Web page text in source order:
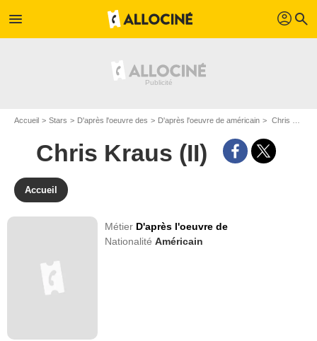
menu profil search
Accueil Stars D'après l'oeuvre des D'après l'oeuvre de américain Chris Kraus (II)
Chris Kraus (II)
Accueil
Métier D'après l'oeuvre de
NationalitéAméricain